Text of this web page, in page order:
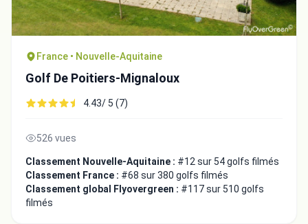
France • Nouvelle-Aquitaine
Golf De Poitiers-Mignaloux
4.43/ 5 (7)
526 vues
Classement Nouvelle-Aquitaine : #12 sur 54 golfs filmés
Classement France : #68 sur 380 golfs filmés
Classement global Flyovergreen : #117 sur 510 golfs
filmés